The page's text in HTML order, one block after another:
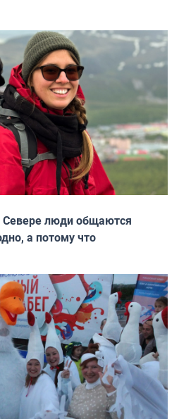
Севере люди общаются
а потому что